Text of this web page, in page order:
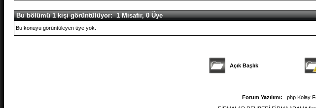
Bu bölümü 1 kişi görüntülüyor: 1 Misafir, 0 Üye
Bu konuyu görüntüleyen üye yok.
Açık Başlık
Forum Yazılımı: php Kolay